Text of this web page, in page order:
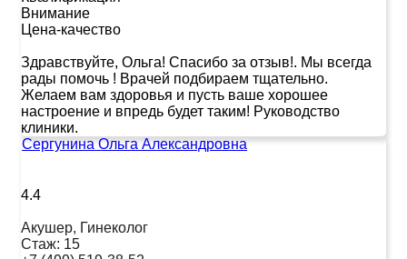
Внимание
Цена-качество
Здравствуйте, Ольга! Спасибо за отзыв!. Мы всегда
рады помочь ! Врачей подбираем тщательно.
Желаем вам здоровья и пусть ваше хорошее
настроение и впредь будет таким! Руководство
клиники.
Сергунина Ольга Александровна
4.4
Акушер, Гинеколог
Стаж: 15